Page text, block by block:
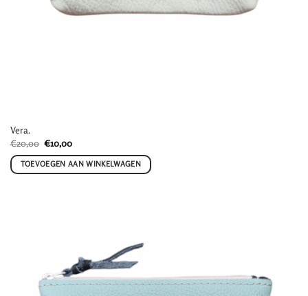
Vera.
€20,00 Oorspronkelijke
prijs
was:
€20,00.
€10,00Huidige
is:
€10,00.
TOEVOEGEN AAN WINKELWAGEN